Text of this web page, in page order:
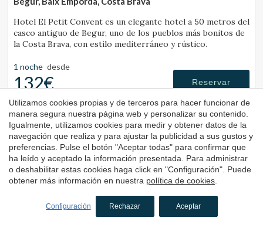
Hotel El Petit Convent es un elegante hotel a 50 metros del
casco antiguo de Begur, uno de los pueblos más bonitos de
la Costa Brava, con estilo mediterráneo y rústico.
1 noche desde
132€ Reservar
4.6
Utilizamos cookies propias y de terceros para hacer funcionar de
manera segura nuestra página web y personalizar su contenido.
Igualmente, utilizamos cookies para medir y obtener datos de la
navegación que realiza y para ajustar la publicidad a sus gustos y
preferencias. Pulse el botón "Aceptar todas" para confirmar que
ha leído y aceptado la información presentada. Para administrar
o deshabilitar estas cookies haga click en "Configuración". Puede
obtener más información en nuestra política de cookies
Configuración Rechazar Aceptar